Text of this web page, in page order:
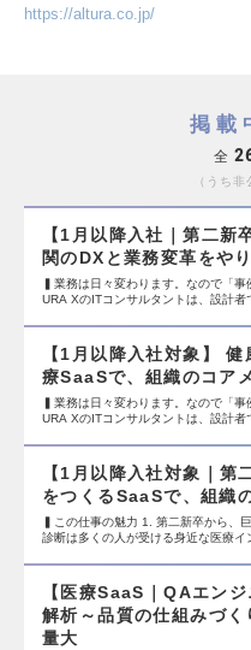
https://altura.co.jp/
掲載
全
うち非
【1月以降入社｜第二
関のDXと業務変革をや
▍業務は日々変わります。なので「
URA XのITコンサルタントは、設計者
【1月以降入社対象】
療SaaSで、組織のコア
▍業務は日々変わります。なので「
URA XのITコンサルタントは、設計者
【1月以降入社対象｜第
をつくるSaaSで、組織
▍この仕事の魅力 1. 第二新卒から、
診断は多くの人が受ける身近な医療イ
【医療SaaS｜QAエン
解析～品質の仕組みづ
量大